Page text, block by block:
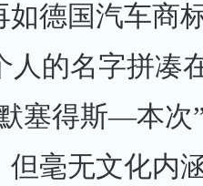
如德国汽车商
人的名字拼凑
塞得斯—本次
但毫无文化内